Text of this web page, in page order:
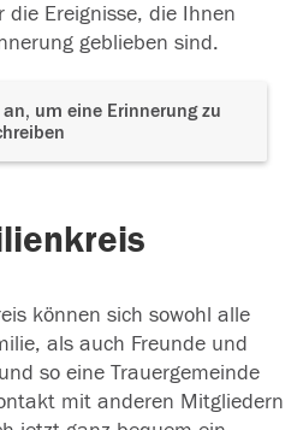
die Ereignisse, die Ihnen
geblieben sind.
um eine Erinnerung zu
können sich sowohl alle
als auch Freunde und
so eine Trauergemeinde
mit anderen Mitgliedern